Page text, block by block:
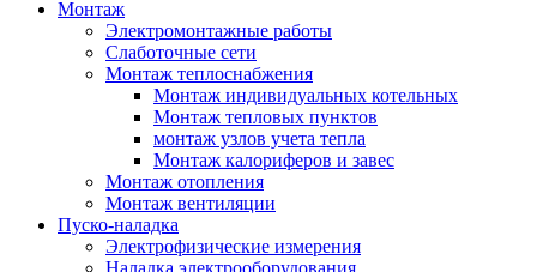
Монтаж
Электромонтажные работы
Слаботочные сети
Монтаж теплоснабжения
Монтаж индивидуальных котельных
Монтаж тепловых пунктов
монтаж узлов учета тепла
Монтаж калориферов и завес
Монтаж отопления
Монтаж вентиляции
Пуско-наладка
Электрофизические измерения
Наладка электрооборудования